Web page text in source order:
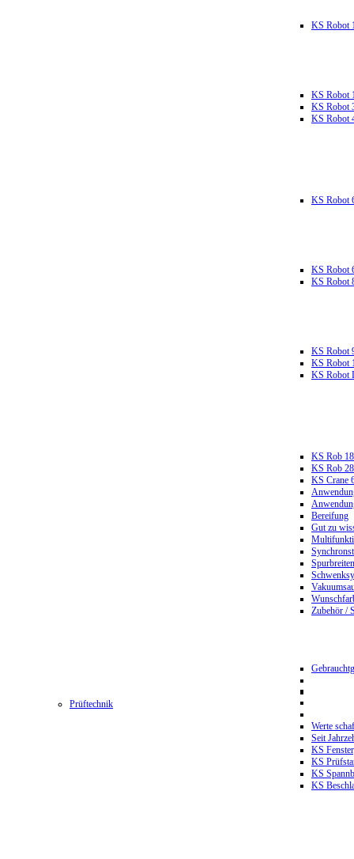
KS Robot
KS Robot
KS Robot
KS Robot
KS Robot
KS Robot
KS Robot
KS Robot
KS Robot
KS Robot
KS Rob
KS Rob
KS Crane
Bereifung
Gut zu
Zubehör /
Prüftechnik
Werte
Seit
KS
KS
KS
KS